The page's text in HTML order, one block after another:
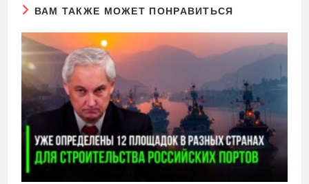
ВАМ ТАКЖЕ МОЖЕТ ПОНРАВИТЬСЯ